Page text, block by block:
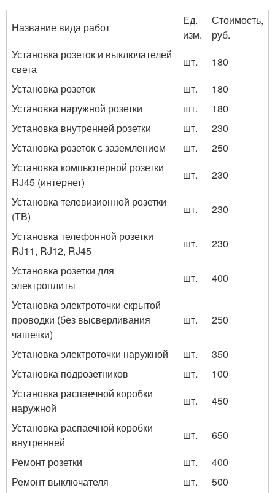
Название вида работ
Ед.
изм.
Стоимость,
руб.
Установка розеток и выключателей
света
шт.
180
Установка розеток
шт.
180
Установка наружной розетки
шт.
180
Установка внутренней розетки
шт.
230
Установка розеток с заземлением
шт.
250
Установка компьютерной розетки
RJ45 (интернет)
шт.
230
Установка телевизионной розетки
(ТВ)
шт.
230
Установка телефонной розетки
RJ11, RJ12, RJ45
шт.
230
Установка розетки для
электроплиты
шт.
400
Установка электроточки скрытой
проводки (без высверливания
чашечки)
шт. 250
Установка электроточки наружной шт.
350
Установка подрозетников
шт.
100
Установка распаечной коробки
наружной
шт.
450
Установка распаечной коробки
внутренней
шт.
650
Ремонт розетки
шт.
400
Ремонт выключателя
шт.
500